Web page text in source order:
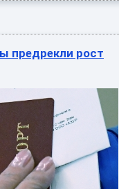
предрекли рост